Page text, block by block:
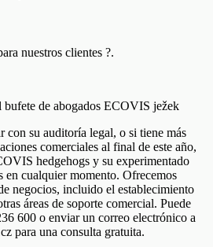
nuestros clientes ?.
bufete de abogados ECOVIS ježek
con su auditoría legal, o si tiene más
comerciales al final de este año,
hedgehogs y su experimentado
en cualquier momento. Ofrecemos
negocios, incluido el establecimiento
áreas de soporte comercial. Puede
600 o enviar un correo electrónico a
para una consulta gratuita.